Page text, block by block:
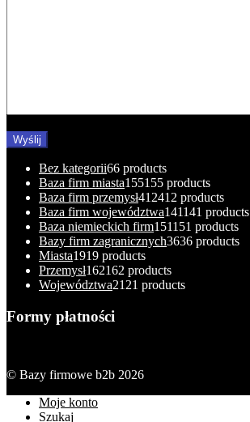
Bez kategorii66 products
Baza firm miasta155155 products
Baza firm przemysł412412 products
Baza firm województwa141141 products
Baza niemieckich firm151151 products
Bazy firm zagranicznych3636 products
Miasta1919 products
Przemysł162162 products
Województwa21 21 products
Formy płatności
© Bazy firmowe b2b 2026
Moje konto
Szukaj